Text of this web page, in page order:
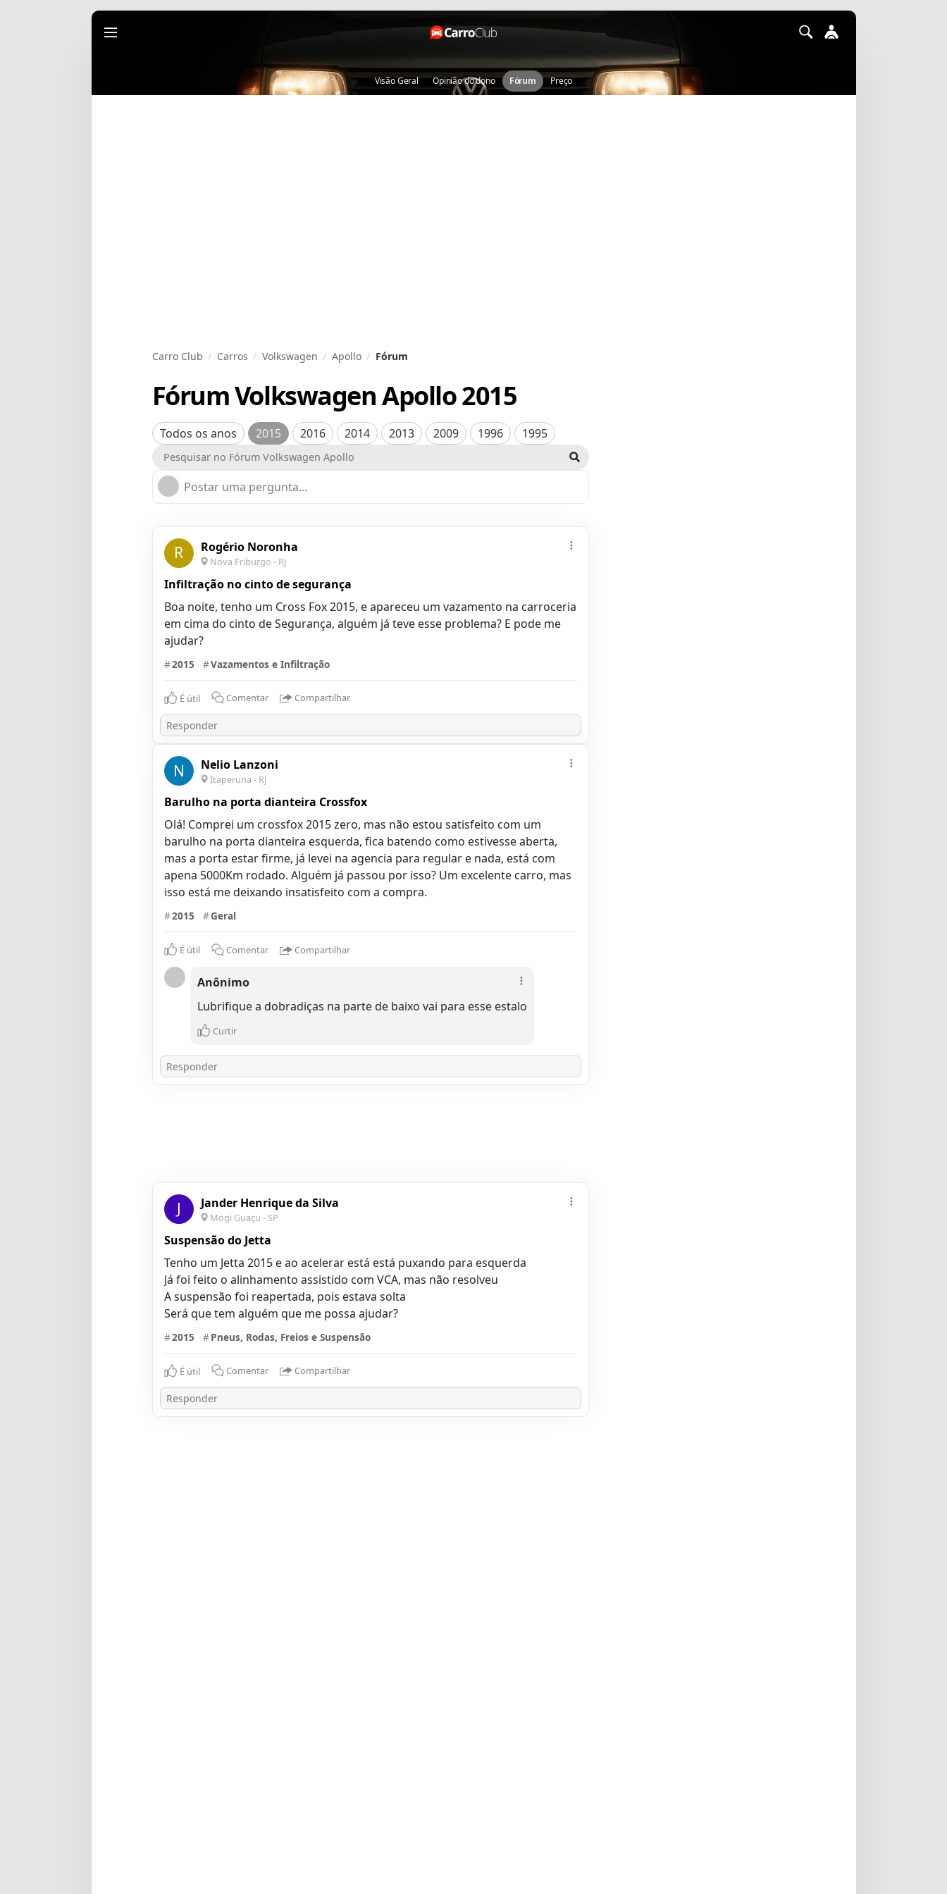
Visão Geral Opinião do dono Fórum Preço
Carro Club Carros Volkswagen Apollo Fórum
Fórum Volkswagen Apollo2015
Todos os anos 2015 2016 2014 2013 2009 1996 1995
Postar uma pergunta...
R Rogério Noronha
Nova Friburgo - RJ
Infiltração no cinto de segurança
Boa noite, tenho um Cross Fox 2015, e apareceu um vazamento na carroceria
em cima do cinto de Segurança, alguém já teve esse problema? E pode me
ajudar?
#2015 #Vazamentos e Infiltração
É útil Comentar Compartilhar
N Nelio Lanzoni
Itaperuna - RJ
Barulho na porta dianteira Crossfox
Olá! Comprei um crossfox 2015 zero, mas não estou satisfeito com um
barulho na porta dianteira esquerda, fica batendo como estivesse aberta,
mas a porta estar firme, já levei na agencia para regular e nada, está com
apena 5000Km rodado. Alguém já passou por isso? Um excelente carro, mas
#2015 #Geral
É útil Comentar Compartilhar
Anônimo
Lubrifique a dobradiças na parte de baixo vai para esse estalo
Curtir
J Jander Henrique da Silva
Mogi Guaçu - SP
Suspensão do Jetta
Tenho um Jetta 2015 e ao acelerar está está puxando para esquerda
Já foi feito o alinhamento assistido com VCA, mas não resolveu
A suspensão foi reapertada, pois estava solta
Será que tem alguém que me possa ajudar?
#2015 #Pneus, Rodas, Freios e Suspensão
É útil Comentar Compartilhar